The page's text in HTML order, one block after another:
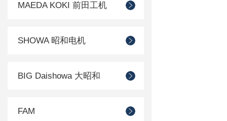
MAEDA KOKI 前田工机
SHOWA 昭和电机
BIG Daishowa 大昭和
FAM